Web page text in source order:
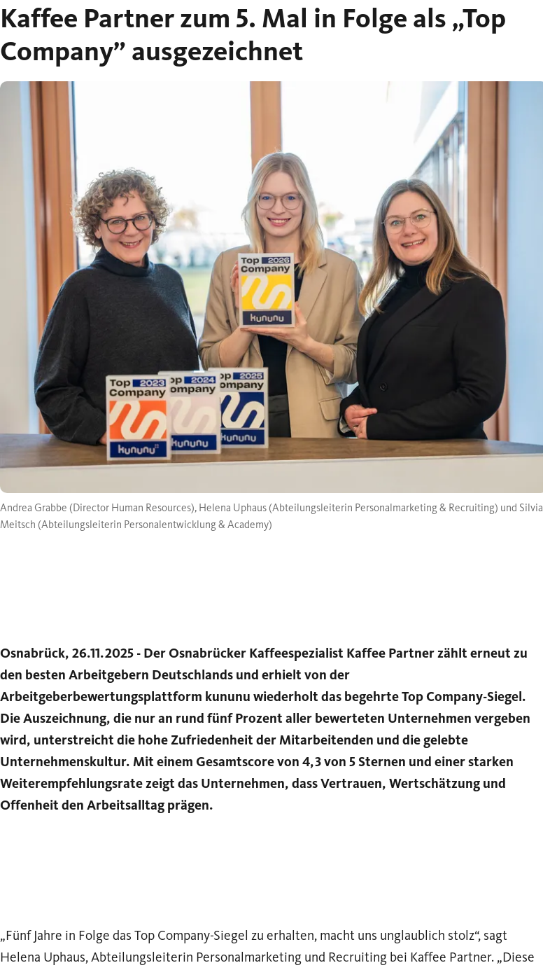
Kaffee Partner zum 5. Mal in Folge als „Top
Company” ausgezeichnet
Andrea Grabbe (Director Human Resources), Helena Uphaus (Abteilungsleiterin Personalmarketing & Recruiting) und Silvia
Meitsch (Abteilungsleiterin Personalentwicklung & Academy)
Osnabrück, 26.11.2025 - Der Osnabrücker Kaffeespezialist Kaffee Partner zählt erneut zu
den besten Arbeitgebern Deutschlands und erhielt von der
Arbeitgeberbewertungsplattform kununu wiederholt das begehrte Top Company-Siegel.
Die Auszeichnung, die nur an rund fünf Prozent aller bewerteten Unternehmen vergeben
wird, unterstreicht die hohe Zufriedenheit der Mitarbeitenden und die gelebte
Unternehmenskultur. Mit einem Gesamtscore von 4,3 von 5 Sternen und einer starken
Weiterempfehlungsrate zeigt das Unternehmen, dass Vertrauen, Wertschätzung und
Offenheit den Arbeitsalltag prägen.
„Fünf Jahre in Folge das Top Company-Siegel zu erhalten, macht uns unglaublich stolz“, sagt
Helena Uphaus, Abteilungsleiterin Personalmarketing und Recruiting bei Kaffee Partner. „Diese